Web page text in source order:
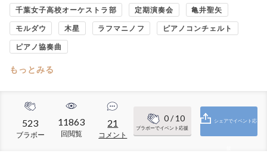
千葉女子高校オーケストラ部 定期演奏会 亀井聖矢
モルダウ 木星 ラフマニノフ ピアノコンチェルト
ピアノ協奏曲
もっとみる
523
ブラボー
11863
回閲覧
21
コメント
0/ 10
ブラボーでイベント応援
シェアでイベント応